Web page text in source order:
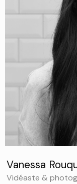
Vanessa
Vidéaste &